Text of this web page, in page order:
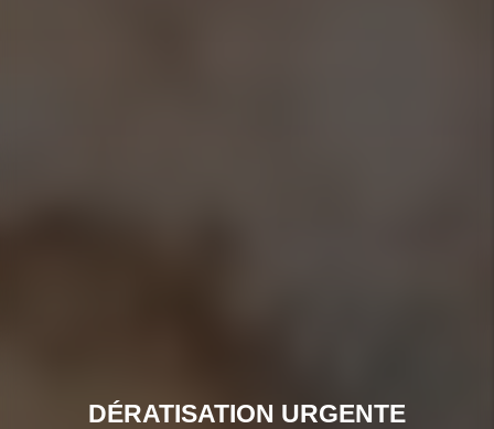
DÉRATISATION URGENTE